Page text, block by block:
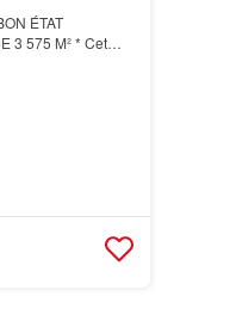
ÉTAT
3 575 M² * Cet
courte durée,